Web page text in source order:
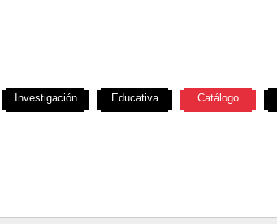
Investigación Educativa Catálogo